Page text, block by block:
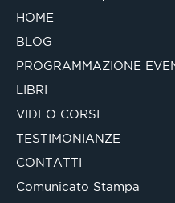
HOME
BLOG
PROGRAMMAZIONE
LIBRI
VIDEO CORSI
TESTIMONIANZE
CONTATTI
Comunicato Stampa